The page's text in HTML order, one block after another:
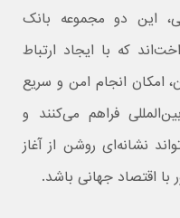
این دو مجموعه بانک
که با ایجاد ارتباط
امکان انجام امن و سریع
فراهم می‌کنند و
نشانه‌ای روشن از آغاز
با اقتصاد جهانی باشد.